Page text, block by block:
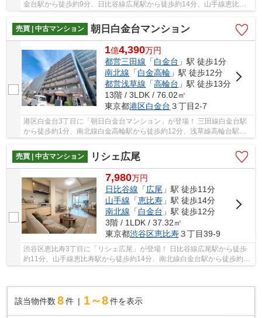
金台駅から徒歩約9分、日比谷線広尾駅から徒歩約14分、山手線恵比寿
駅から徒歩約17分。 複数線3駅利用可能な便利な...
売買 | 中古マンション
朝日白金台マンション
1億4,390万円
都営三田線 「白金台 」駅 徒歩1分
南北線 「白金高輪 」駅 徒歩12分
都営浅草線 「高輪台 」駅 徒歩13分
13階 / 3LDK / 76.02㎡
東京都港区白金台 ３丁目2-7
港区白金台3丁目に「朝日白金台マンション」が登場！ 三田線白金台駅
から徒歩約1分、南北線白金高輪駅から徒歩約12分、浅草線高輪台駅か
売買 | 中古マンション
リシェ広尾
7,980万円
日比谷線 「広尾 」駅 徒歩11分
山手線 「恵比寿」駅 徒歩14分
南北線 「白金台 」駅 徒歩12分
3階 / 1LDK / 37.32㎡
東京都渋谷区恵比寿３丁目39-9
渋谷区恵比寿3丁目に「リシェ広尾」が登場！ 日比谷線広尾駅から徒歩
約11分、山手線恵比寿駅から徒歩約14分、南北線白金台駅から徒歩約12
該当物件数 8件 1～8 件を表示